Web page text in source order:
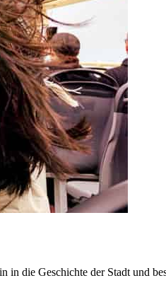
die Geschichte der Stadt und